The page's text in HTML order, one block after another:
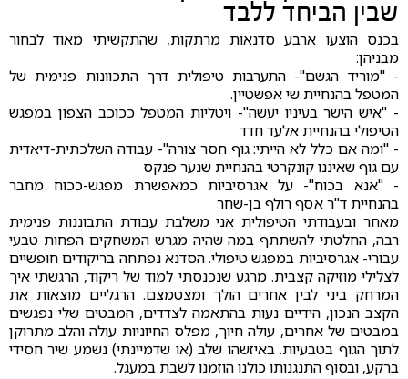
שבין הביחד ללבד
בכנס הוצעו ארבע סדנאות מרתקות, שהתקשיתי מאוד לבחור
מבניהן:
- "מוריד הגשם"- התערבות טיפולית דרך התכוונות פנימית של
המטפל בהנחיית שי אפשטיין.
- "איש הישר בעיניו יעשה"- ויטליות המטפל ככוכב הצפון במפגש
הטיפולי בהנחיית אלעד חדד
- "ומה אם כלל לא הייתי: גוף חסר צורה"- עבודה השלכתית-דיאדית
עם גוף שאיננו קונקרטי בהנחיית שנער פנקס
- "אנא בכוח"- על אגרסיביות כמאפשרת מפגש-ככוח מחבר
בהנחיית ד"ר אסף רולף בן-שחר
מאחר ובעבודתי הטיפולית אני משלבת עבודת התבוננות פנימית
רבה, החלטתי להשתתף במה שהיה מגרש המשחקים הפחות טבעי
עבורי- אגרסיביות במפגש טיפולי. הסדנא נפתחה בריקודים חופשיים
לצלילי מוזיקה קצבית. מרגע שנכנסתי למוד של ריקוד, הרגשתי איך
המרחק ביני לבין אחרים הולך ומצטמצם. הרגליים מוצאות את
הקצב הנכון, הידיים נעות בהתאמה לצדדים, המבטים שלי נפגשים
במבטים של אחרים, עולה חיוך, מפלס החיוניות עולה והלב מתרוקן
לתוך הגוף בטבעיות. באיזשהו שלב (או שדמיינתי) נשמע שיר חסידי
ברקע, ובסוף התנגנותו כולנו הוזמנו לשבת במעגל.